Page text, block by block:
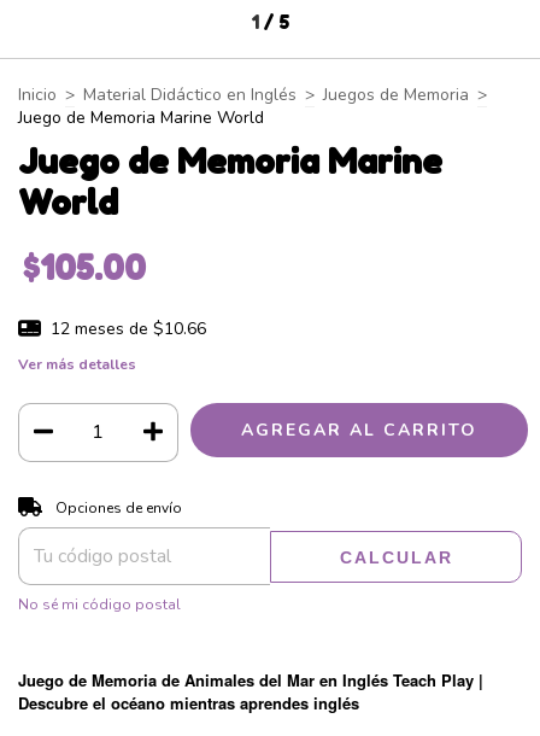
1 / 5
Inicio > Material Didáctico en Inglés > Juegos de Memoria >
Juego de Memoria Marine World
Juego de Memoria Marine
World
$105.00
12 meses de $10.66
Ver más detalles
Entregas para el CP:
Opciones de envío
CALCULAR
No sé mi código postal
Juego de Memoria de Animales del Mar en Inglés Teach Play |
Descubre el océano mientras aprendes inglés